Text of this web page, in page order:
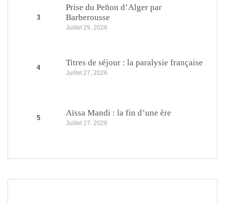
3
Prise du Peñon d’Alger par
Barberousse
Juillet 29, 2026
4
Titres de séjour : la paralysie française
Juillet 27, 2026
5
Aïssa Mandi : la fin d’une ère
Juillet 27, 2026